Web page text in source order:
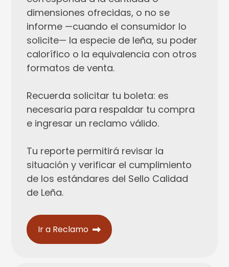
dimensiones ofrecidas, o no se
informe —cuando el consumidor lo
solicite— la especie de leña, su poder
calorífico o la equivalencia con otros
formatos de venta.
Recuerda solicitar tu boleta: es
necesaria para respaldar tu compra
e ingresar un reclamo válido.
Tu reporte permitirá revisar la
situación y verificar el cumplimiento
de los estándares del Sello Calidad
de Leña.
Ir a Reclamo